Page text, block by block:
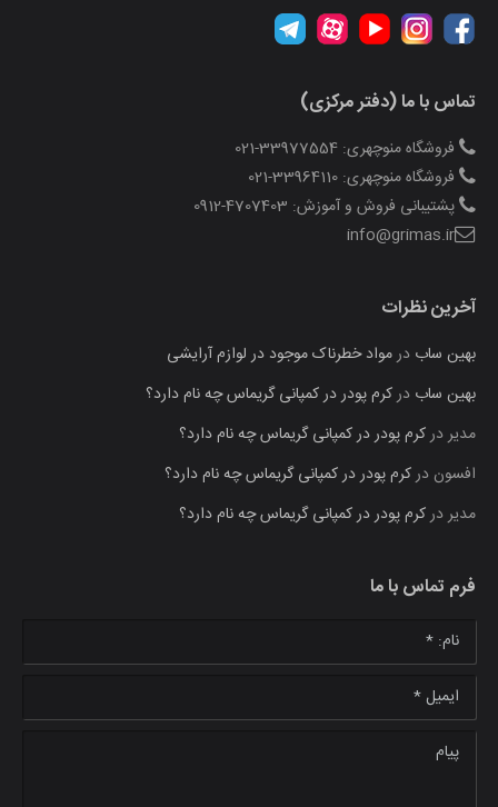
تماس با ما (دفتر مرکزی)
فروشگاه منوچهری: 33977554-021
فروشگاه منوچهری: 33964110-021
پشتیبانی فروش و آموزش: 4707403-0912
info@grimas.ir
آخرین نظرات
بهین ساب درمواد خطرناک موجود در لوازم آرایشی
بهین ساب درکرم پودر در کمپانی گریماس چه نام دارد؟
مدیردرکرم پودر در کمپانی گریماس چه نام دارد؟
افسون درکرم پودر در کمپانی گریماس چه نام دارد؟
مدیردرکرم پودر در کمپانی گریماس چه نام دارد؟
فرم تماس با ما
نام: *
ایمیل *
پیام